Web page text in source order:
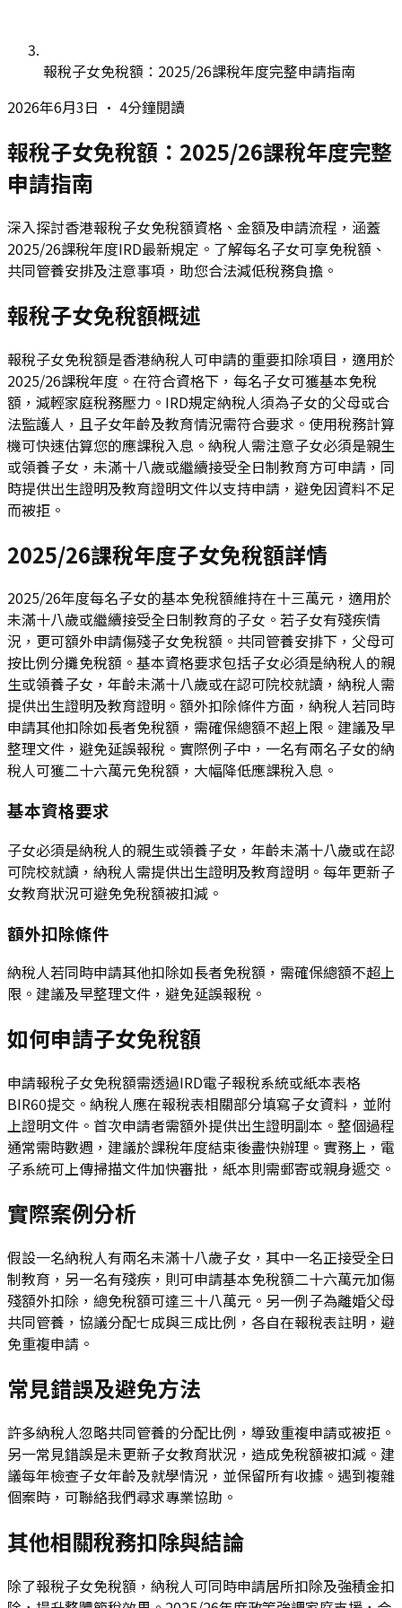
報稅子女免稅額：2025/26課稅年度完整申請指南
2026年6月3日 • 4分鐘閱讀
報稅子女免稅額：2025/26課稅年度完整
申請指南
深入探討香港報稅子女免稅額資格、金額及申請流程，涵蓋
2025/26課稅年度IRD最新規定。了解每名子女可享免稅額、
共同管養安排及注意事項，助您合法減低稅務負擔。
報稅子女免稅額概述
報稅子女免稅額是香港納稅人可申請的重要扣除項目，適用於
2025/26課稅年度。在符合資格下，每名子女可獲基本免稅
額，減輕家庭稅務壓力。IRD規定納稅人須為子女的父母或合
法監護人，且子女年齡及教育情況需符合要求。使用稅務計算
機可快速估算您的應課稅入息。納稅人需注意子女必須是親生
或領養子女，未滿十八歲或繼續接受全日制教育方可申請，同
時提供出生證明及教育證明文件以支持申請，避免因資料不足
而被拒。
2025/26課稅年度子女免稅額詳情
2025/26年度每名子女的基本免稅額維持在十三萬元，適用於
未滿十八歲或繼續接受全日制教育的子女。若子女有殘疾情
況，更可額外申請傷殘子女免稅額。共同管養安排下，父母可
按比例分攤免稅額。基本資格要求包括子女必須是納稅人的親
生或領養子女，年齡未滿十八歲或在認可院校就讀，納稅人需
提供出生證明及教育證明。額外扣除條件方面，納稅人若同時
申請其他扣除如長者免稅額，需確保總額不超上限。建議及早
整理文件，避免延誤報稅。實際例子中，一名有兩名子女的納
稅人可獲二十六萬元免稅額，大幅降低應課稅入息。
基本資格要求
子女必須是納稅人的親生或領養子女，年齡未滿十八歲或在認
可院校就讀，納稅人需提供出生證明及教育證明。每年更新子
女教育狀況可避免免稅額被扣減。
額外扣除條件
納稅人若同時申請其他扣除如長者免稅額，需確保總額不超上
限。建議及早整理文件，避免延誤報稅。
如何申請子女免稅額
申請報稅子女免稅額需透過IRD電子報稅系統或紙本表格
BIR60提交。納稅人應在報稅表相關部分填寫子女資料，並附
上證明文件。首次申請者需額外提供出生證明副本。整個過程
通常需時數週，建議於課稅年度結束後盡快辦理。實務上，電
子系統可上傳掃描文件加快審批，紙本則需郵寄或親身遞交。
實際案例分析
假設一名納稅人有兩名未滿十八歲子女，其中一名正接受全日
制教育，另一名有殘疾，則可申請基本免稅額二十六萬元加傷
殘額外扣除，總免稅額可達三十八萬元。另一例子為離婚父母
共同管養，協議分配七成與三成比例，各自在報稅表註明，避
免重複申請。
常見錯誤及避免方法
許多納稅人忽略共同管養的分配比例，導致重複申請或被拒。
另一常見錯誤是未更新子女教育狀況，造成免稅額被扣減。建
議每年檢查子女年齡及就學情況，並保留所有收據。遇到複雜
個案時，可聯絡我們尋求專業協助。
其他相關稅務扣除與結論
除了報稅子女免稅額，納稅人可同時申請居所扣除及強積金扣